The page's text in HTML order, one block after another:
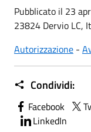
Pubblicato il 23
23824 Dervio LC,
Autorizzazione -
Condividi:
Facebook
LinkedIn